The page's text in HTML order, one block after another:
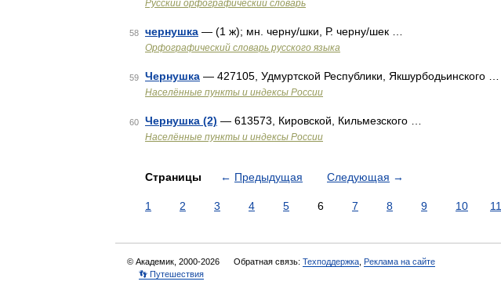
Русский орфографический словарь
58 чернушка — (1 ж); мн. черну/шки, Р. черну/шек …
Орфографический словарь русского языка
59 Чернушка — 427105, Удмуртской Республики, Якшурбодьинского …
Населённые пункты и индексы России
60 Чернушка (2) — 613573, Кировской, Кильмезского …
Населённые пункты и индексы России
Страницы ← Предыдущая Следующая →
1 2 3 4 5 6 7 8 9 10 11
© Академик, 2000-2026 Обратная связь: Техподдержка Реклама на сайте
👣 Путешествия